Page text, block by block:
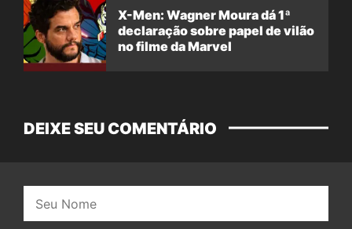
X-Men: Wagner Moura dá 1ª
declaração sobre papel de vilão
no filme da Marvel
DEIXE SEU COMENTÁRIO